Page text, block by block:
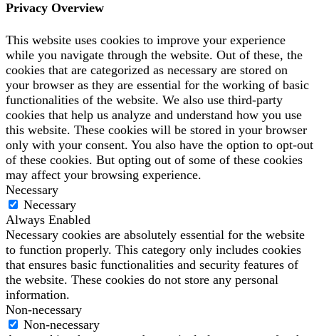
Privacy Overview
This website uses cookies to improve your experience
while you navigate through the website. Out of these, the
cookies that are categorized as necessary are stored on
your browser as they are essential for the working of basic
functionalities of the website. We also use third-party
cookies that help us analyze and understand how you use
this website. These cookies will be stored in your browser
only with your consent. You also have the option to opt-out
of these cookies. But opting out of some of these cookies
may affect your browsing experience.
Necessary
Necessary
Always Enabled
Necessary cookies are absolutely essential for the website
to function properly. This category only includes cookies
that ensures basic functionalities and security features of
the website. These cookies do not store any personal
information.
Non-necessary
Non-necessary